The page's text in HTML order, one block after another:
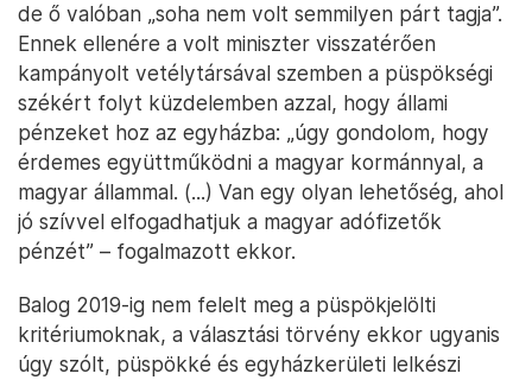
de ő valóban „soha nem volt semmilyen párt tagja”.
Ennek ellenére a volt miniszter visszatérően
kampányolt vetélytársával szemben a püspökségi
székért folyt küzdelemben azzal, hogy állami
pénzeket hoz az egyházba: „úgy gondolom, hogy
érdemes együttműködni a magyar kormánnyal, a
magyar állammal. (...) Van egy olyan lehetőség, ahol
jó szívvel elfogadhatjuk a magyar adófizetők
pénzét” – fogalmazott ekkor.
Balog 2019-ig nem felelt meg a püspökjelölti
kritériumoknak, a választási törvény ekkor ugyanis
úgy szólt, püspökké és egyházkerületi lelkészi